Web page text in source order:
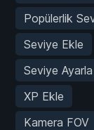
Popülerlik
Seviye Ekle
Seviye Ayarla
XP Ekle
Kamera FOV